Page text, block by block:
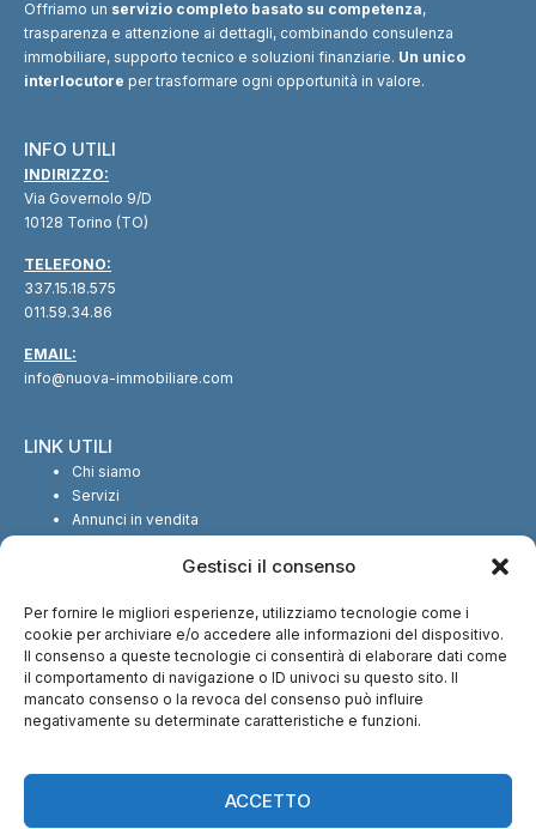
Gestisci il consenso
Per fornire le migliori esperienze, utilizziamo tecnologie come i
cookie per archiviare e/o accedere alle informazioni del dispositivo.
Il consenso a queste tecnologie ci consentirà di elaborare dati come
il comportamento di navigazione o ID univoci su questo sito. Il
mancato consenso o la revoca del consenso può influire
negativamente su determinate caratteristiche e funzioni.
ACCETTO
Offriamo un servizio completo basato su competenza,
trasparenza e attenzione ai dettagli, combinando consulenza
immobiliare, supporto tecnico e soluzioni finanziarie. Un unico
interlocutore per trasformare ogni opportunità in valore.
INFO UTILI
INDIRIZZO:
Via Governolo 9/D
10128 Torino (TO)
TELEFONO:
337.15.18.575
011.59.34.86
EMAIL:
info@nuova-immobiliare.com
LINK UTILI
Chi siamo
Servizi
Annunci in vendita
SEGUICI SUI SOCIAL
CI TROVI ANCHE SU: